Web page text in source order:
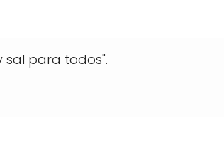
sal para todos".